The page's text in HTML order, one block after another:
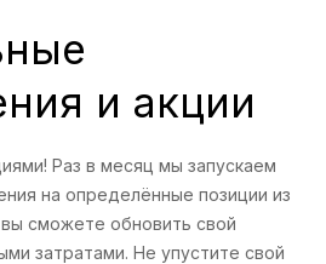
и акции
Раз в месяц мы запускаем
на определённые позиции из
сможете обновить свой
затратами. Не упустите свой